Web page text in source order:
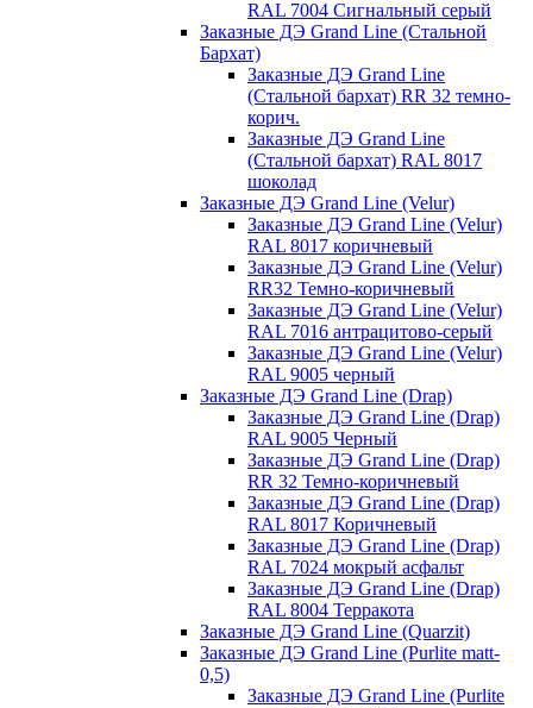
RAL 7004 Сигнальный серый
Заказные ДЭ Grand Line (Стальной
Бархат)
Заказные ДЭ Grand Line
(Стальной бархат) RR 32 темно-
корич.
Заказные ДЭ Grand Line
(Стальной бархат) RAL 8017
шоколад
Заказные ДЭ Grand Line (Velur)
Заказные ДЭ Grand Line (Velur)
RAL 8017 коричневый
Заказные ДЭ Grand Line (Velur)
RR32 Темно-коричневый
Заказные ДЭ Grand Line (Velur)
RAL 7016 антрацитово-серый
Заказные ДЭ Grand Line (Velur)
RAL 9005 черный
Заказные ДЭ Grand Line (Drap)
Заказные ДЭ Grand Line (Drap)
RAL 9005 Черный
Заказные ДЭ Grand Line (Drap)
RR 32 Темно-коричневый
Заказные ДЭ Grand Line (Drap)
RAL 8017 Коричневый
Заказные ДЭ Grand Line (Drap)
RAL 7024 мокрый асфальт
Заказные ДЭ Grand Line (Drap)
RAL 8004 Терракота
Заказные ДЭ Grand Line (Quarzit)
Заказные ДЭ Grand Line (Purlite matt-
0,5)
Заказные ДЭ Grand Line (Purlite